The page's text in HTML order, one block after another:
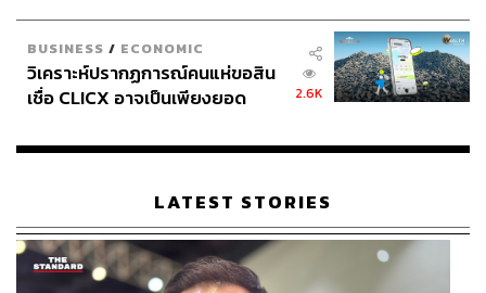
BUSINESS / ECONOMIC
วิเคราะห์ปรากฏการณ์คนแห่ขอสิน
เชื่อ CLICX อาจเป็นเพียงยอด
เรือนไทยที่ถูกซุกไว้
2.6K
LATEST STORIES